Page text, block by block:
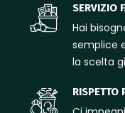
SERVIZIO
Hai
semplice
la scelta
RISPETTO